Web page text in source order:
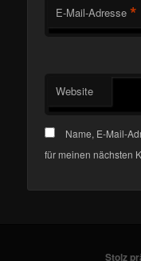
E-Mail-Adresse *
Website
Name, E-Mail-
für meinen nächsten
Stolz